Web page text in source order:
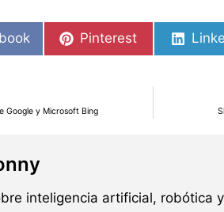
Pinterest
Google y Microsoft Bing
inteligencia artificial, robótica